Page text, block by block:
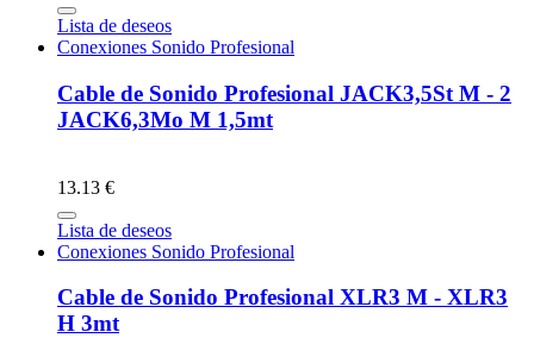
Lista de deseos
Conexiones Sonido Profesional
Cable de Sonido Profesional JACK3,5St M - 2
JACK6,3Mo M 1,5mt
13.13 €
Lista de deseos
Conexiones Sonido Profesional
Cable de Sonido Profesional XLR3 M - XLR3
H 3mt